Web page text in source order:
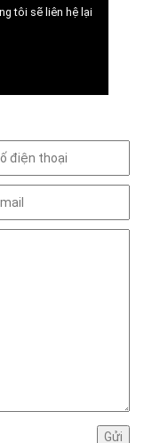
tôi sẽ liên hệ lại